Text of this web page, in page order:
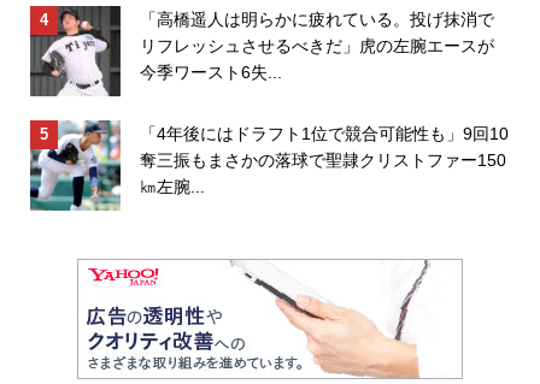
「高橋遥人は明らかに疲れている。投げ抹消で
リフレッシュさせるべきだ」虎の左腕エースが
今季ワースト6失...
「4年後にはドラフト1位で競合可能性も」9回10
奪三振もまさかの落球で聖隷クリストファー150
㎞左腕...